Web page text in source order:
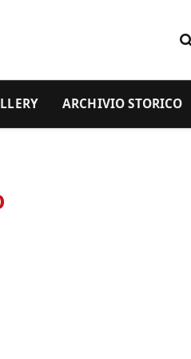
ARCHIVIO STORICO